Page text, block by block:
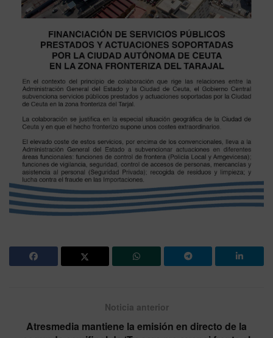
Noticia anterior
Atresmedia mantiene la emisión en directo de la